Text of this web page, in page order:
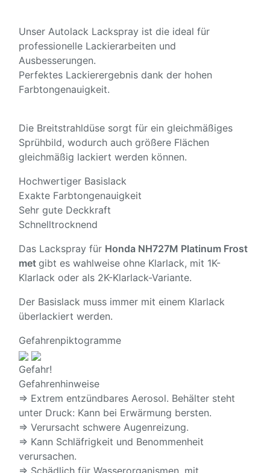
Unser Autolack Lackspray ist die ideal für
professionelle Lackierarbeiten und
Ausbesserungen.
Perfektes Lackierergebnis dank der hohen
Farbtongenauigkeit.
Die Breitstrahldüse sorgt für ein gleichmäßiges
Sprühbild, wodurch auch größere Flächen
gleichmäßig lackiert werden können.
Hochwertiger Basislack
Exakte Farbtongenauigkeit
Sehr gute Deckkraft
Schnelltrocknend
Das Lackspray für Honda NH727M Platinum Frost
met gibt es wahlweise ohne Klarlack, mit 1K-
Klarlack oder als 2K-Klarlack-Variante.
Der Basislack muss immer mit einem Klarlack
überlackiert werden.
Gefahrenpiktogramme
Gefahr!
Gefahrenhinweise
⇒ Extrem entzündbares Aerosol. Behälter steht
unter Druck: Kann bei Erwärmung bersten.
⇒ Verursacht schwere Augenreizung.
⇒ Kann Schläfrigkeit und Benommenheit
verursachen.